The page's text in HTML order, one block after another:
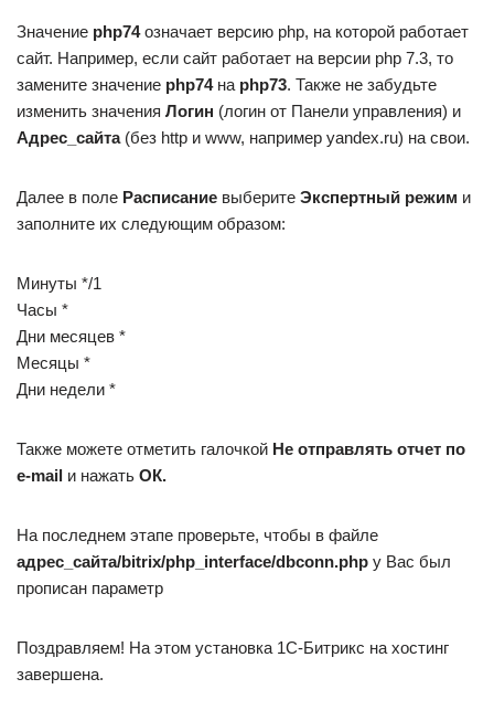
Значение php74означает версию php, на которой работает
сайт. Например, если сайт работает на версии php 7.3, то
замените значение php74на php73. Также не забудьте
изменить значения Логин (логин от Панели управления) и
Адрес_сайта(без http и www, например yandex.ru) на свои.
Далее в поле Расписание выберите Экспертный режим и
заполните их следующим образом:
Минуты */1
Часы *
Дни месяцев *
Месяцы *
Дни недели *
Также можете отметить галочкой Не отправлять отчет по
e-mail и нажать ОК.
На последнем этапе проверьте, чтобы в файле
адрес_сайта/bitrix/php_interface/dbconn.php у Вас был
прописан параметр
Поздравляем! На этом установка 1С-Битрикс на хостинг
завершена.